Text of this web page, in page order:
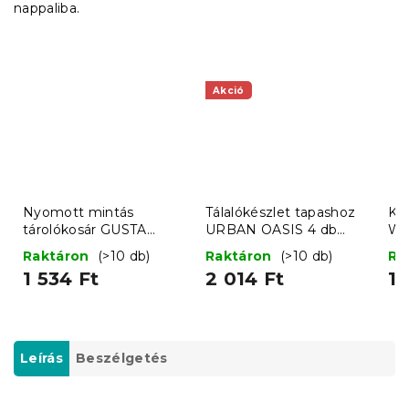
nappaliba.
Nyomott mintás
tárolókosár GUSTA
30x30 cm, fehér
Raktáron (>10 db)
1 534 Ft
Akció
Tálalókészlet tapashoz
URBAN OASIS 4 db
színes
Raktáron (>10 db)
2 014 Ft 1
Leírás Beszélgetés